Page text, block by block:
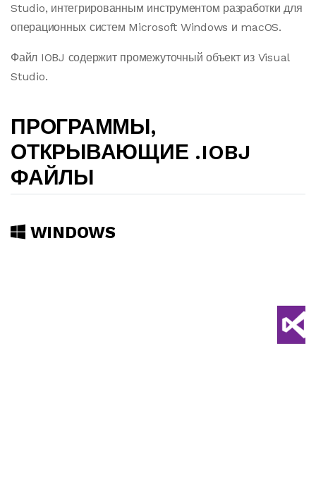
Studio, интегрированным инструментом разработки для
операционных систем Microsoft Windows и macOS.
Файл IOBJ содержит промежуточный объект из Visual
Studio.
ПРОГРАММЫ,
ОТКРЫВАЮЩИЕ .IOBJ
ФАЙЛЫ
WINDOWS